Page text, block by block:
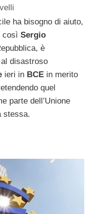
ha bisogno di aiuto,
così Sergio
è
disastroso
ieri in BCE in merito
quel
parte dell’Unione
stessa.